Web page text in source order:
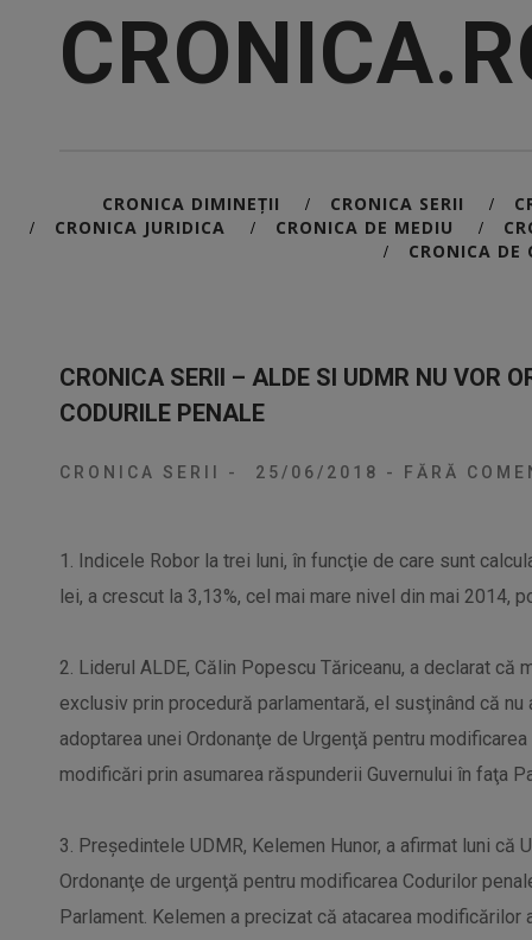
CRONICA DIMINEȚII / CRONICA SERII /
/ CRONICA JURIDICA / CRONICA DE MEDIU /
/ CRONICA DE
CRONICA SERII – ALDE SI UDMR NU VOR
CODURILE PENALE
CRONICA SERII - 25/06/2018 - FĂRĂ
1. Indicele Robor la trei luni, în funcţie de care sunt
lei, a crescut la 3,13%, cel mai mare nivel din mai 2014,
2. Liderul ALDE, Călin Popescu Tăriceanu, a declarat că
exclusiv prin procedură parlamentară, el susţinând că
adoptarea unei Ordonanţe de Urgenţă pentru
modificări prin asumarea răspunderii Guvernului în faţa
3. Preşedintele UDMR, Kelemen Hunor, a afirmat luni că
Ordonanţe de urgenţă pentru modificarea Codurilor
Parlament. Kelemen a precizat că atacarea modificărilor